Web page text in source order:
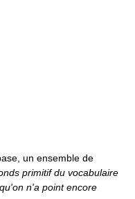
un ensemble de
primitif du vocabulaire
n'a point encore